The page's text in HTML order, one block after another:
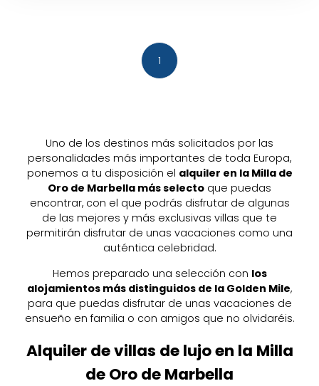
1
Uno de los destinos más solicitados por las
personalidades más importantes de toda Europa,
ponemos a tu disposición el alquiler en la Milla de
Oro de Marbella más selecto que puedas
encontrar, con el que podrás disfrutar de algunas
de las mejores y más exclusivas villas que te
permitirán disfrutar de unas vacaciones como una
auténtica celebridad.
Hemos preparado una selección con los
alojamientos más distinguidos de la Golden Mile,
para que puedas disfrutar de unas vacaciones de
ensueño en familia o con amigos que no olvidaréis.
Alquiler de villas de lujo en la Milla
de Oro de Marbella